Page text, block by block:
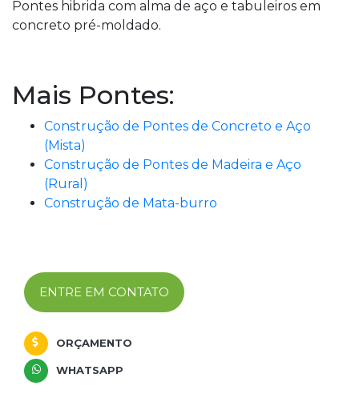
Pontes hibrida com alma de aço e tabuleiros em
concreto pré-moldado.
Mais Pontes:
Construção de Pontes de Concreto e Aço
(Mista)
Construção de Pontes de Madeira e Aço
(Rural)
Construção de Mata-burro
ENTRE EM CONTATO
ORÇAMENTO
WHATSAPP